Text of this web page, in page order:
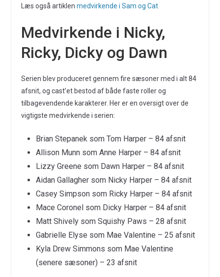
Læs også artiklen medvirkende i Sam og Cat
Medvirkende i Nicky,
Ricky, Dicky og Dawn
Serien blev produceret gennem fire sæsoner med i alt 84
afsnit, og cast’et bestod af både faste roller og
tilbagevendende karakterer. Her er en oversigt over de
vigtigste medvirkende i serien:
Brian Stepanek som Tom Harper – 84 afsnit
Allison Munn som Anne Harper – 84 afsnit
Lizzy Greene som Dawn Harper – 84 afsnit
Aidan Gallagher som Nicky Harper – 84 afsnit
Casey Simpson som Ricky Harper – 84 afsnit
Mace Coronel som Dicky Harper – 84 afsnit
Matt Shively som Squishy Paws – 28 afsnit
Gabrielle Elyse som Mae Valentine – 25 afsnit
Kyla Drew Simmons som Mae Valentine
(senere sæsoner) – 23 afsnit